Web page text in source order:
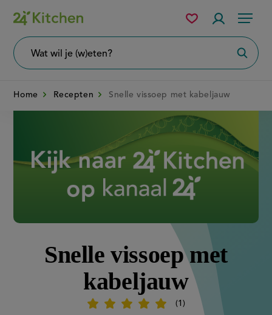
Overslaan
en
naar
Menu
wil
Mijn
bewaarde
Home Recepten Snelle vissoep met kabeljauw
Snelle vissoep met
kabeljauw
1
Beoordeel